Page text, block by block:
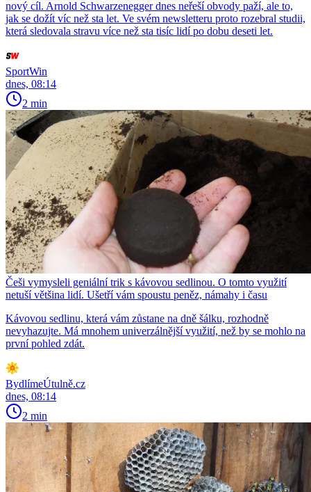
nový cíl. Arnold Schwarzenegger dnes neřeší obvody paží, ale to,
jak se dožít víc než sta let. Ve svém newsletteru proto rozebral studii,
která sledovala stravu více než sta tisíc lidí po dobu deseti let.
SportWin
dnes, 08:14
2 min
Češi vymysleli geniální trik s kávovou sedlinou. O tomto využití
netuší většina lidí. Ušetří vám spoustu peněz, námahy i času
Kávovou sedlinu, která vám zůstane na dně šálku, rozhodně
nevyhazujte. Má mnohem univerzálnější využití, než by se mohlo na
první pohled zdát.
BydlímeÚtulně.cz
dnes, 08:14
2 min